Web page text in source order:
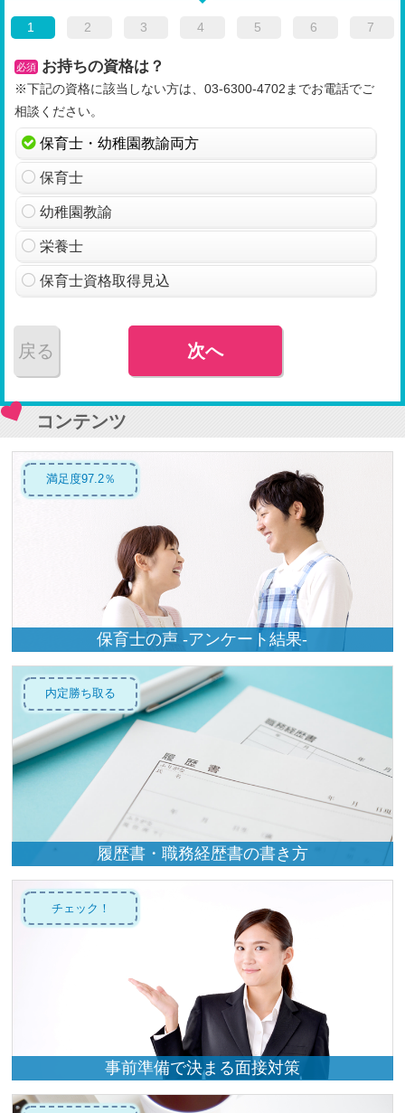
1 2 3 4 5 6 7
必須 お持ちの資格は？
※下記の資格に該当しない方は、03-6300-4702までお電話でご
相談ください。
保育士・幼稚園教諭両方
保育士
幼稚園教諭
栄養士
保育士資格取得見込
戻る 次へ
コンテンツ
満足度97.2％
保育士の声 -アンケート結果-
内定勝ち取る
履歴書・職務経歴書の書き方
チェック！
事前準備で決まる面接対策